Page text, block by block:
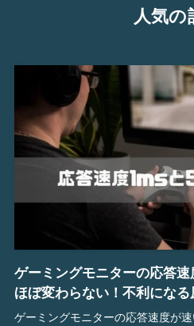
人気の
ゲーミングモニターの応答
ほぼ変わらない！不利になる
ゲーミングモニターの応答速度が